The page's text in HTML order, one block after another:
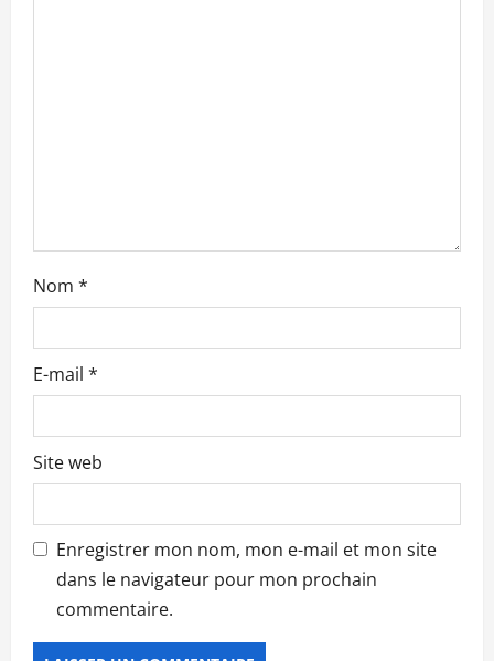
c
l
e
Nom *
E-mail *
Site web
Enregistrer mon nom, mon e-mail et mon site
dans le navigateur pour mon prochain
commentaire.